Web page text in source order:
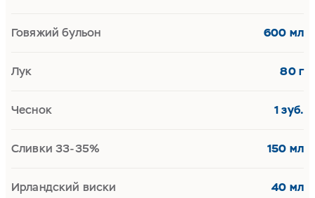
Говяжий бульон 600 мл
Лук 80 г
Чеснок 1 зуб.
Сливки 33-35% 150 мл
Ирландский виски 40 мл